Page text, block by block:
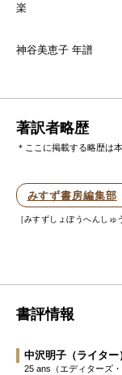
楽
神谷美恵子 年譜
著訳者略歴
＊ここに掲載する略歴は
みすず書房編集部
みすずしょぼうへんしゅ
書評情報
中沢明子（ライター
25 ans（エディターズ